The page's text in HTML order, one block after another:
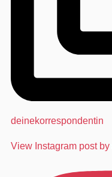
deinekorrespondentin
View Instagram post